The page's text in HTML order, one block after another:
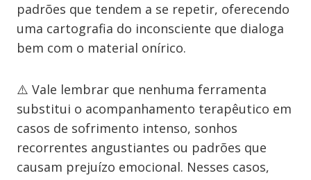
padrões que tendem a se repetir, oferecendo
uma cartografia do inconsciente que dialoga
bem com o material onírico.
⚠️ Vale lembrar que nenhuma ferramenta
substitui o acompanhamento terapêutico em
casos de sofrimento intenso, sonhos
recorrentes angustiantes ou padrões que
causam prejuízo emocional. Nesses casos,